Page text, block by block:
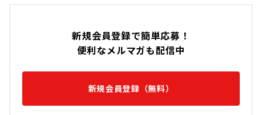
新規会員登録で簡単応募！
便利なメルマガも配信中
新規会員登録（無料）